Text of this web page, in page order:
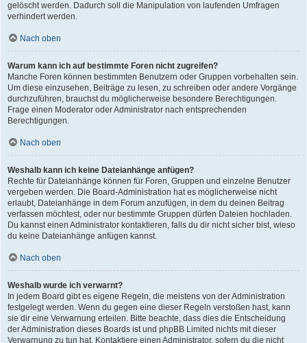
gelöscht werden. Dadurch soll die Manipulation von laufenden Umfragen
verhindert werden.
Nach oben
Warum kann ich auf bestimmte Foren nicht zugreifen?
Manche Foren können bestimmten Benutzern oder Gruppen vorbehalten sein.
Um diese einzusehen, Beiträge zu lesen, zu schreiben oder andere Vorgänge
durchzuführen, brauchst du möglicherweise besondere Berechtigungen.
Frage einen Moderator oder Administrator nach entsprechenden
Berechtigungen.
Nach oben
Weshalb kann ich keine Dateianhänge anfügen?
Rechte für Dateianhänge können für Foren, Gruppen und einzelne Benutzer
vergeben werden. Die Board-Administration hat es möglicherweise nicht
erlaubt, Dateianhänge in dem Forum anzufügen, in dem du deinen Beitrag
verfassen möchtest, oder nur bestimmte Gruppen dürfen Dateien hochladen.
Du kannst einen Administrator kontaktieren, falls du dir nicht sicher bist, wieso
du keine Dateianhänge anfügen kannst.
Nach oben
Weshalb wurde ich verwarnt?
In jedem Board gibt es eigene Regeln, die meistens von der Administration
festgelegt werden. Wenn du gegen eine dieser Regeln verstoßen hast, kann
sie dir eine Verwarnung erteilen. Bitte beachte, dass dies die Entscheidung
der Administration dieses Boards ist und phpBB Limited nichts mit dieser
Verwarnung zu tun hat. Kontaktiere einen Administrator, sofern du die nicht